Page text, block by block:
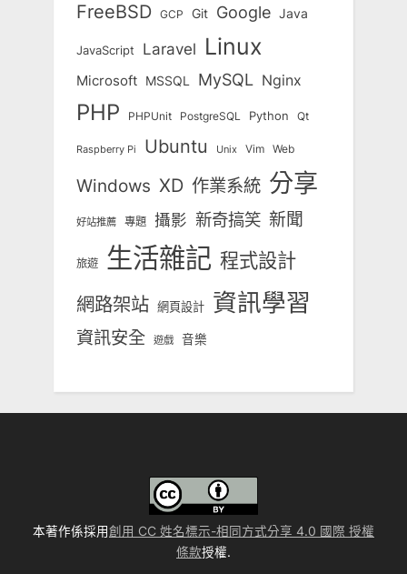
FreeBSD GCP Git Google Java
JavaScript Laravel Linux
Microsoft MSSQL MySQL Nginx
PHP PHPUnit PostgreSQL Python Qt
Raspberry Pi Ubuntu Unix Vim Web
Windows XD 作業系統 分享
好站推薦 專題 攝影 新奇搞笑 新聞
旅遊 生活雜記 程式設計
網路架站 網頁設計 資訊學習
資訊安全 遊戲 音樂
本著作係採用創用 CC 姓名標示-相同方式分享 4.0 國際 授權
條款授權.